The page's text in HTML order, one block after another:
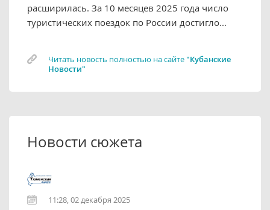
расширилась. За 10 месяцев 2025 года число
туристических поездок по России достигло...
Читать новость полностью на сайте"Кубанские
Новости"
Новости сюжета
11:28, 02 декабря 2025